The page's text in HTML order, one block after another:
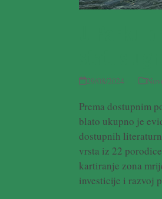
29/08/2024
Prema dostupnim
blato ukupno je
dostupnih
vrsta iz 22
kartiranje zona
investicije i razvoj